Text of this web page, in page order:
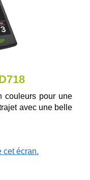
couleurs pour une
avec une belle
cet écran.